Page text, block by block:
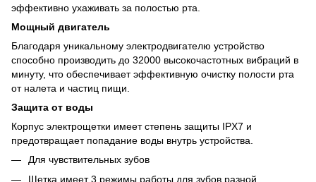
эффективно ухаживать за полостью рта.
Мощный двигатель
Благодаря уникальному электродвигателю устройство
способно производить до 32000 высокочастотных вибраций в
минуту, что обеспечивает эффективную очистку полости рта
от налета и частиц пищи.
Защита от воды
Корпус электрощетки имеет степень защиты IPX7 и
предотвращает попадание воды внутрь устройства.
Для чувствительных зубов
Щетка имеет 3 режимы работы для зубов разной